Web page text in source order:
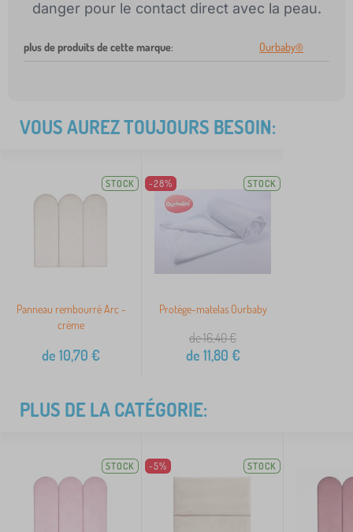
danger pour le contact direct avec la peau.
plus de produits de cette marque: Ourbaby®
VOUS AUREZ TOUJOURS BESOIN:
STOCK
Panneau rembourré Arc -
crème
de 10,70 €
-28% STOCK
Protège-matelas Ourbaby
de 16,40€
de 11,80 €
PLUS DE LA CATÉGORIE:
STOCK -5% STOCK